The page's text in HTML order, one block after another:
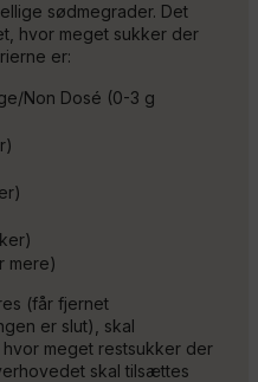
sødmegrader. Det
hvor meget sukker der
er:
Non Dosé (0-3 g
mere)
(får fjernet
er slut), skal
meget restsukker der
skal tilsættes